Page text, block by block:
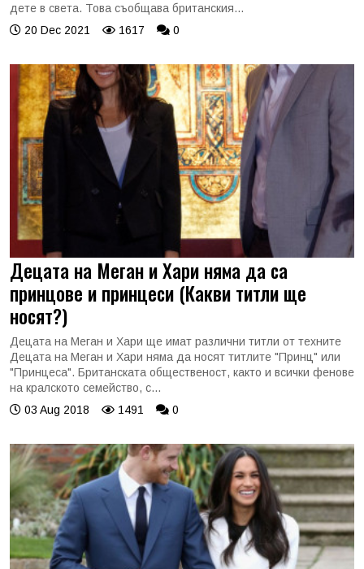
дете в света. Това съобщава британския...
20 Dec 2021
1617 0
Децата на Меган и Хари няма да са
принцове и принцеси (Какви титли ще
носят?)
Децата на Меган и Хари ще имат различни титли от техните
Децата на Меган и Хари няма да носят титлите "Принц" или
"Принцеса". Британската общественост, както и всички фенове
на кралското семейство, с...
03 Aug 2018
1491 0